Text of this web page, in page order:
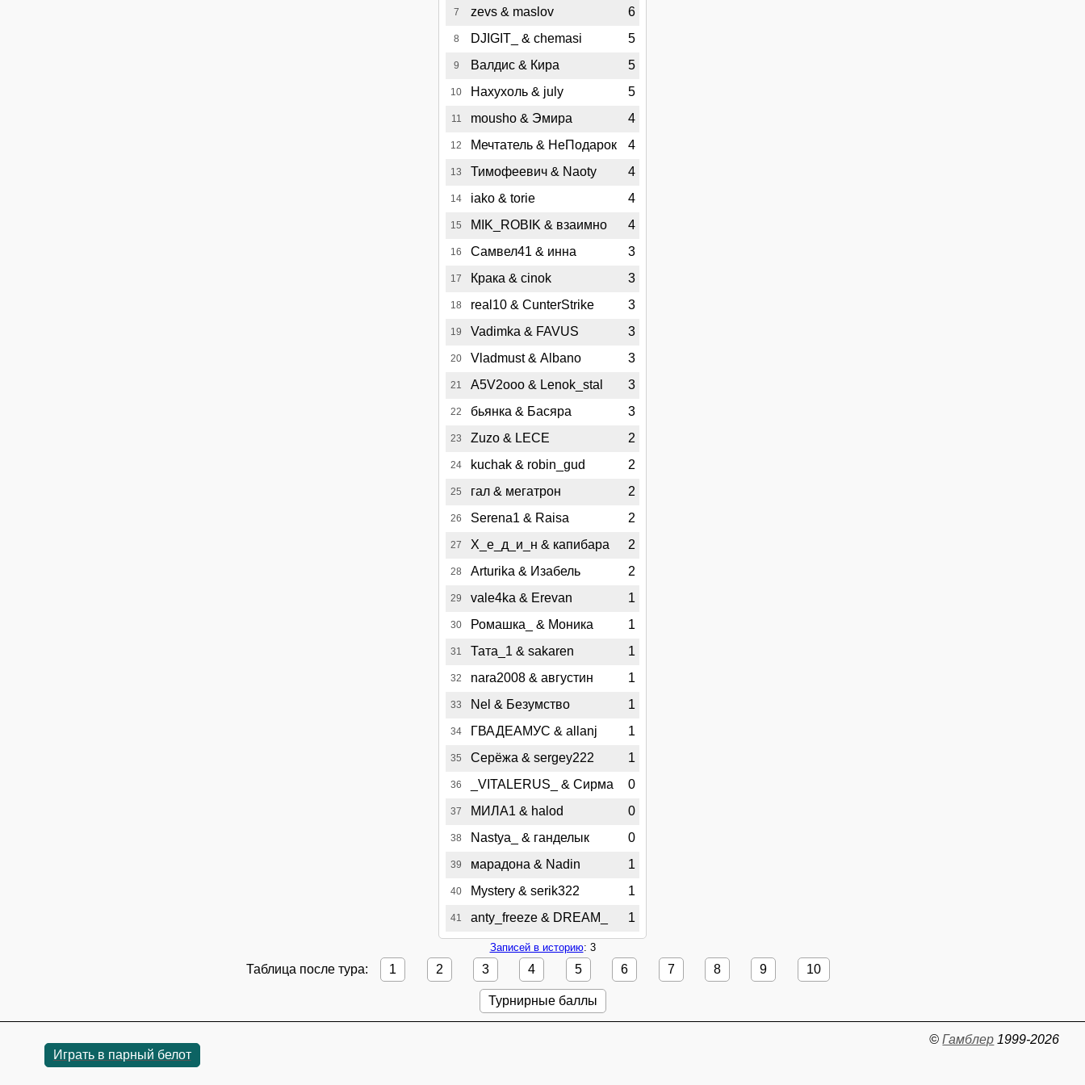
7 zevs & maslov 6
8 DJIGIT_ & chemasi 5
9 Валдис & Кира 5
10 Нахухоль & july 5
11 mousho & Эмира 4
12 Мечтатель & НеПодарок 4
13 Тимофеевич & Naoty 4
14 iako & torie 4
15 MIK_ROBIK & взаимно 4
16 Самвел41 & инна 3
17 Крака & cinok 3
18 real10 & CunterStrike 3
19 Vadimka & FAVUS 3
20 Vladmust & Albano 3
21 A5V2ooo & Lenok_stal 3
22 бьянка & Басяра 3
23 Zuzo & LECE 2
24 kuchak & robin_gud 2
25 гал & мегатрон 2
26 Serena1 & Raisa 2
27 Х_е_д_и_н & капибара 2
28 Arturika & Изабель 2
29 vale4ka & Erevan 1
30 Ромашка_ & Моника 1
31 Тата_1 & sakaren 1
32 nara2008 & августин 1
33 Nel & Безумство 1
34 ГВАДЕАМУС & allanj 1
35 Серёжа & sergey222 1
36 _VITALERUS_ & Сирма 0
37 МИЛА1 & halod 0
38 Nastya_ & ганделык 0
39 марадона & Nadin 1
40 Mystery & serik322 1
41 anty_freeze & DREAM_ 1
Записей в историю: 3
Таблица после тура: 1 2 3 4 5 6 7 8 9 10
Турнирные баллы
Играть в парный белот
©Гамблер 1999-2026